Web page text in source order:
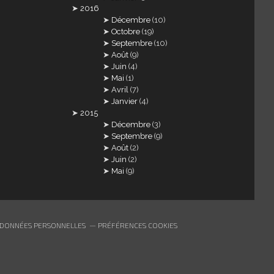
2016
Décembre (10)
Octobre (19)
Septembre (10)
Août (9)
Juin (4)
Mai (1)
Avril (7)
Janvier (4)
2015
Décembre (3)
Septembre (9)
Août (2)
Juin (2)
Mai (9)
PERSONNELLES PRÉFÉRENCES COOKIES